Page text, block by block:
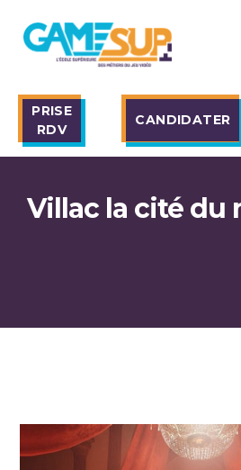
PRISE
RDV
CANDIDATER
Villac la cité du